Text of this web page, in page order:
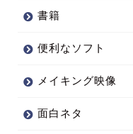
書籍
便利なソフト
メイキング映像
面白ネタ